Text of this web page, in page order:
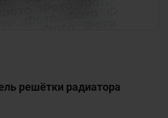
решётки радиатора